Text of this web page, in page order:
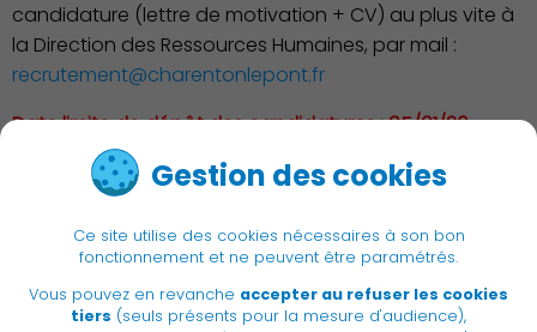
Gestion des cookies
Ce site utilise des cookies nécessaires à son bon
fonctionnement et ne peuvent être paramétrés.
Vous pouvez en revanche accepter au refuser les cookies
tiers (seuls présents pour la mesure d'audience),
candidature (lettre de motivation + CV) au plus vite à
la Direction des Ressources Humaines, par mail :
recrutement@charentonlepont.fr
Date limite de dépôt des candidatures : 05/01/26
< Retour à la liste
Newsletter |Recrutement